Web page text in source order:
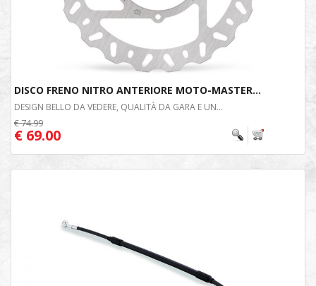
DISCO FRENO NITRO ANTERIORE MOTO-MASTER...
DESIGN BELLO DA VEDERE, QUALITÀ DA GARA E UN...
€ 74.99
€ 69.00